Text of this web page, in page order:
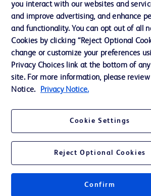
Unser Unternehmen
AGB
Kontaktieren Sie uns
Cookie-Einstellungen
Nutzungsbedingungen
© 2026 BD. Alle Rechte vorbehalten. BD und das
you interact with our websites and
and improve advertising, and enhance
and functionality. You can opt out of all
Cookies by clicking “Reject Optional
change or customize your preferences
Privacy Choices link at the bottom of
site. For more information, please
Notice.
Privacy Notice.
Cookie Settings
Reject Optional Cookies
Confirm